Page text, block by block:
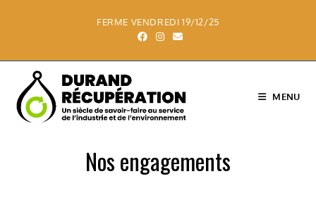
FERME VENDREDI 19/12/25
MENU
Nos engagements